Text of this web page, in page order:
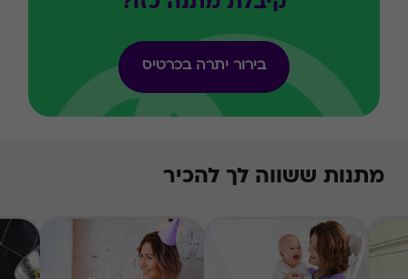
בירור יתרה בכרטיס
מתנות ששווה לך להכיר